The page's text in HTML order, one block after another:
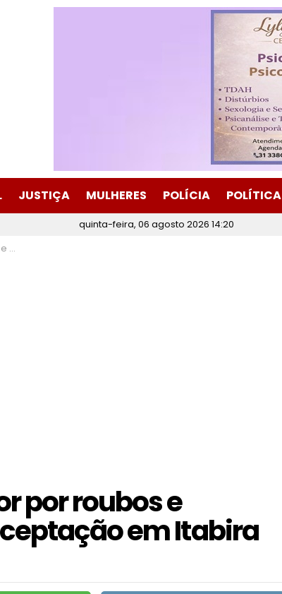
JUSTIÇA MULHERES POLÍCIA POLÍTICA
quinta-feira, 06 agosto 2026 14:20
por roubos e
em Itabira